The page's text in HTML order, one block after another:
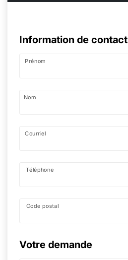
Information de contact
Prénom
Nom
Courriel
Téléphone
Code postal
Votre demande